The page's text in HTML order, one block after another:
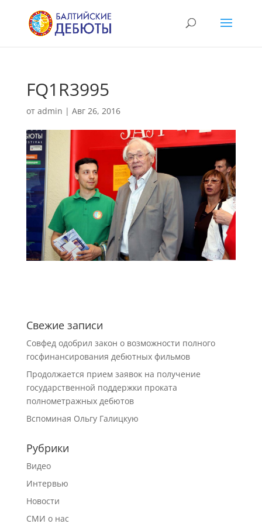
FQ1R3995
от admin | Авг 26, 2016
Свежие записи
Совфед одобрил закон о возможности полного
госфинансирования дебютных фильмов
Продолжается прием заявок на получение
государственной поддержки проката
полнометражных дебютов
Вспоминая Ольгу Галицкую
Рубрики
Видео
Интервью
Новости
СМИ о нас